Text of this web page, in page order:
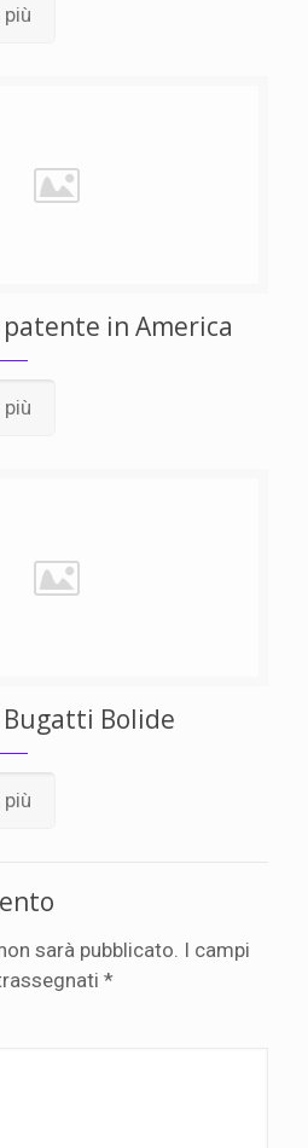
in America
Bolide
sarà pubblicato. I campi
*